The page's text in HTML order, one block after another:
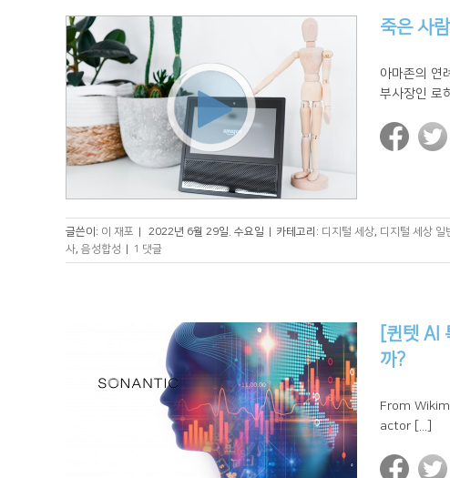
죽은 사
아마존의 연
부사장인 로
글쓴이: 이 재포 2022년 6월 29일. 수요일 카테고리: 디지털 세상, 디지털 세상 일
사, 음성합성 1 댓글
[퀸텟 AI
까?
From
actor [...]